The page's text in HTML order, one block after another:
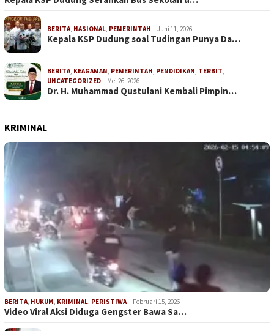
BERITA, NASIONAL, PEMERINTAH Juni 11, 2026
Kepala KSP Dudung soal Tudingan Punya Da…
BERITA, KEAGAMAN, PEMERINTAH, PENDIDIKAN, TERBIT,
UNCATEGORIZED
Mei 26, 2026
Dr. H. Muhammad Qustulani Kembali Pimpin…
KRIMINAL
BERITA HUKUM KRIMINAL PERISTIWA Februari 15, 2026
Video Viral Aksi Diduga Gengster Bawa Sa…